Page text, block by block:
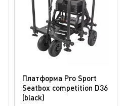
Платформа Pro Sport
Seatbox competition D36
(blaсk)